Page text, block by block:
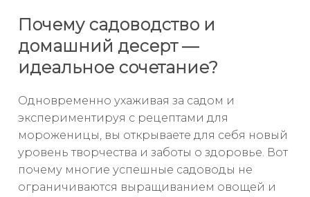
Почему садоводство и
домашний десерт —
идеальное сочетание?
Одновременно ухаживая за садом и
экспериментируя с рецептами для
мороженицы, вы открываете для себя новый
уровень творчества и заботы о здоровье. Вот
почему многие успешные садоводы не
ограничиваются выращиванием овощей и